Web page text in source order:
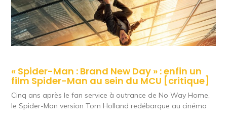
« Spider-Man : Brand New Day » : enfin un
film Spider-Man au sein du MCU [critique]
Cinq ans après le fan service à outrance de No Way Home,
le Spider-Man version Tom Holland redébarque au cinéma